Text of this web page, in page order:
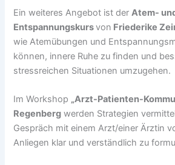
Ein weiteres Angebot ist derAtem-
Entspannungskursvon Friederike
wie Atemübungen und
können, innere Ruhe zu finden und
stressreichen Situationen umzugehen.
Im Workshop „Arzt-Patienten-
Regenberg werden Strategien
Gespräch mit einem Arzt/einer Ärztin
Anliegen klar und verständlich zu